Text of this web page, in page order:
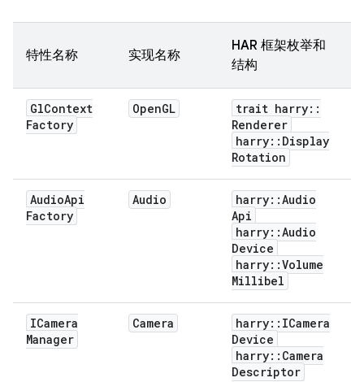
特性名称 实现名称
HAR 框架枚举和
结构
GlContext
Factory
OpenGL trait harry::
Renderer
harry:: Display
Rotation
AudioApi
Factory
Audio harry::Audio
Api
harry::Audio
Device
harry::Volume
Millibel
ICamera
Manager
Camera harry:: ICamera
Device
harry:: Camera
Descriptor